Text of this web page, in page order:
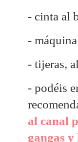
- cinta al
-
- tijeras,
- podéis
al canal
gangas